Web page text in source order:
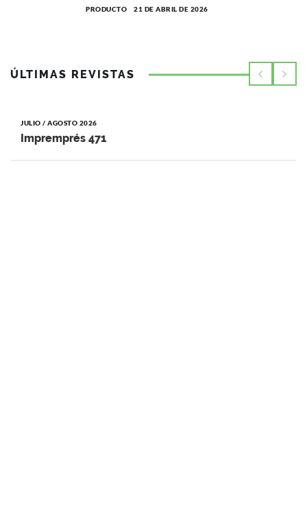
PRODUCTO 21 DE ABRIL DE 2026
ÚLTIMAS REVISTAS
JULIO / AGOSTO 2026
Impremprés 471